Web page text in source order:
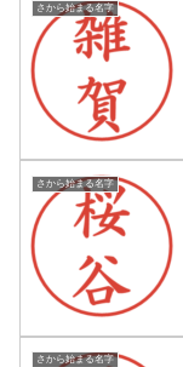
さから始まる名字
さから始まる名字
さから始まる名字